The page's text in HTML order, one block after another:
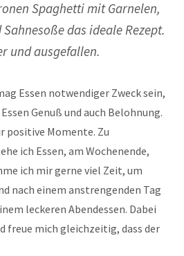
Spaghetti mit Garnelen,
das ideale Rezept.
und ausgefallen.
Essen notwendiger Zweck sein,
Genuß und auch Belohnung.
positive Momente. Zu
ich Essen, am Wochenende,
ich mir gerne viel Zeit, um
nach einem anstrengenden Tag
leckeren Abendessen. Dabei
freue mich gleichzeitig, dass der